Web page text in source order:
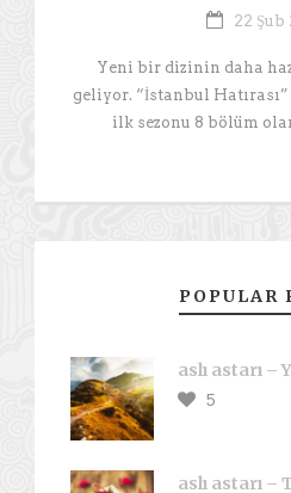
22 Şub
Yeni bir dizinin daha
geliyor. “İstanbul
ilk sezonu 8 bölüm
POPULAR
aslı astarı –
5
aslı astarı –